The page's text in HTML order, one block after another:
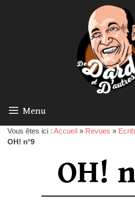
Menu
Vous êtes ici : Accueil » Revues »
OH! n°9
OH!